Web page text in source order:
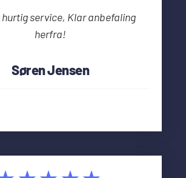
hurtig service, Klar anbefaling
herfra!
Søren Jensen